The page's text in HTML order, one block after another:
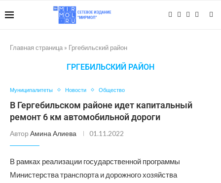
Главная страница » Гргебильский район
ГРГЕБИЛЬСКИЙ РАЙОН
Муниципалитеты Новости Общество
В Гергебильском районе идет капитальный
ремонт 6 км автомобильной дороги
Автор Амина Алиева 01.11.2022
В рамках реализации государственной программы
Министерства транспорта и дорожного хозяйства